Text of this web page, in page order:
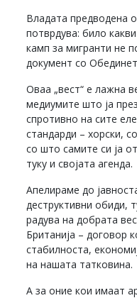
Владата
потврдува: било
камп за мигранти не
документ со
Оваа „вест“ е лажна
медиумите што ја
спротивно на сите
стандарди – хорски,
со што самите си ја
туку и својата агенда.
Апелираме до
деструктивни обиди,
радува на добрата
Британија – договор
стабилноста,
на нашата татковина.
А за оние кои имаат